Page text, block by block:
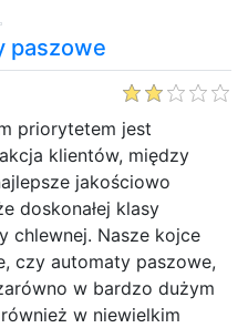
paszowe
priorytetem jest
klientów, między
jakościowo
doskonałej klasy
chlewnej. Nasze kojce
czy automaty paszowe,
w bardzo dużym
w niewielkim